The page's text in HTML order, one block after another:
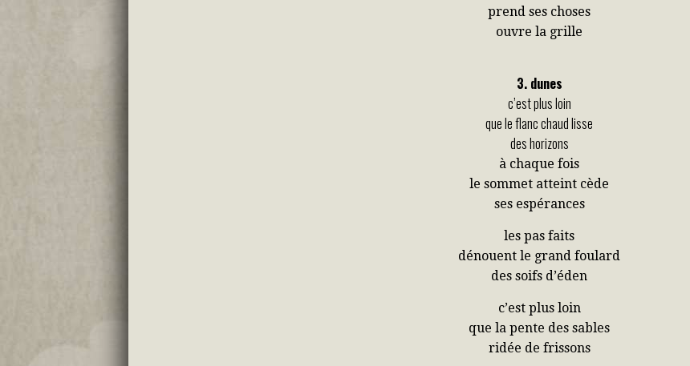
prend ses choses
ouvre la grille
3. dunes
c’est plus loin
que le flanc chaud lisse
des horizons
à chaque fois
le sommet atteint cède
ses espérances
les pas faits
dénouent le grand foulard
des soifs d’éden
c’est plus loin
que la pente des sables
ridée de frissons